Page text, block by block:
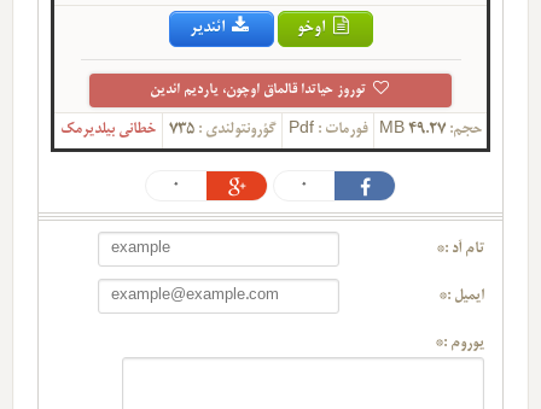
اوخو ائندیر
توروز حیاتدا قالماق اوچون، یاردیم ائدین
حجم: 49.27 MB فورمات :Pdf گؤرونتولندی :735 خطانی بیلدیرمک
0
0
تام آد :*
ایمیل :*
یوروم :*